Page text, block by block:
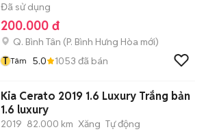
Đã sử dụng
200.000 đ
Q. Bình Tân (P. Bình Hưng Hòa mới)
T Tâm 5.0 1053 đã bán
Kia Cerato 2019 1.6 Luxury Trắng bản
1.6 luxury
2019 82.000 km Xăng Tự động